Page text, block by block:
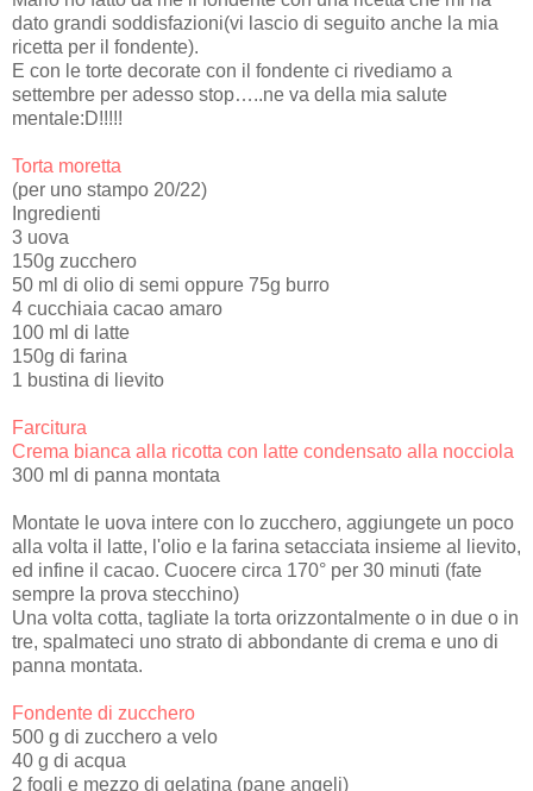
dato grandi soddisfazioni(vi lascio di seguito anche la mia
ricetta per il fondente).
E con le torte decorate con il fondente ci rivediamo a
settembre per adesso stop…..ne va della mia salute
mentale:D!!!!!
Torta moretta
(per uno stampo 20/22)
Ingredienti
3 uova
150g zucchero
50 ml di olio di semi oppure 75g burro
4 cucchiaia cacao amaro
100 ml di latte
150g di farina
1 bustina di lievito
Farcitura
Crema bianca alla ricotta con latte condensato alla nocciola
300 ml di panna montata
Montate le uova intere con lo zucchero, aggiungete un poco
alla volta il latte, l'olio e la farina setacciata insieme al lievito,
ed infine il cacao. Cuocere circa 170° per 30 minuti (fate
sempre la prova stecchino)
Una volta cotta, tagliate la torta orizzontalmente o in due o in
tre, spalmateci uno strato di abbondante di crema e uno di
panna montata.
Fondente di zucchero
500 g di zucchero a velo
40 g di acqua
2 fogli e mezzo di gelatina (pane angeli)